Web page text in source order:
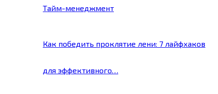
Тайм-менеджмент
Как победить проклятие лени: 7 лайфхаков
для эффективного…